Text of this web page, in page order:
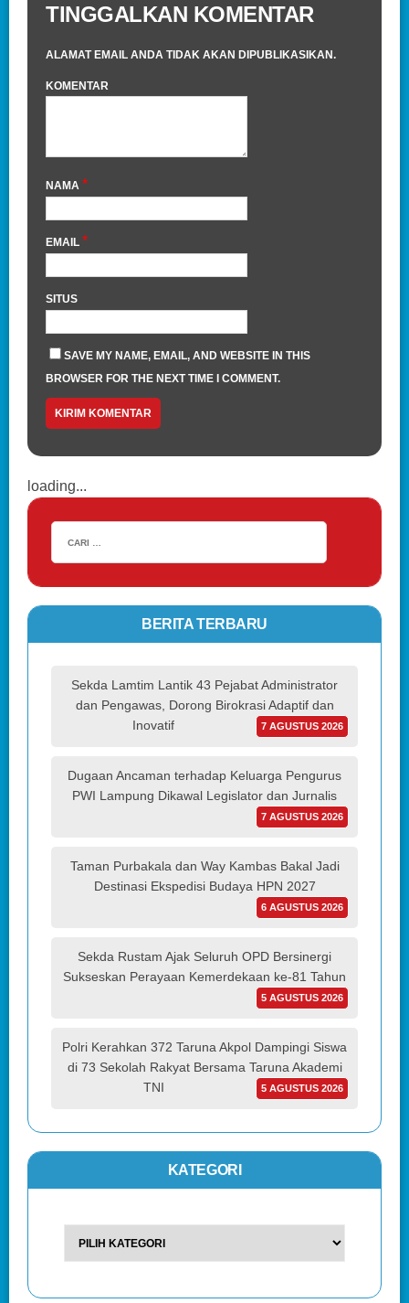
TINGGALKAN KOMENTAR
ALAMAT EMAIL ANDA TIDAK AKAN DIPUBLIKASIKAN.
KOMENTAR
NAMA *
EMAIL *
SITUS
SAVE MY NAME, EMAIL, AND WEBSITE IN THIS
BROWSER FOR THE NEXT TIME I COMMENT.
loading...
BERITA TERBARU
Sekda Lamtim Lantik 43 Pejabat Administrator
dan Pengawas, Dorong Birokrasi Adaptif dan
Inovatif
7 AGUSTUS 2026
Dugaan Ancaman terhadap Keluarga Pengurus
PWI Lampung Dikawal Legislator dan Jurnalis
7 AGUSTUS 2026
Taman Purbakala dan Way Kambas Bakal Jadi
Destinasi Ekspedisi Budaya HPN 2027
6 AGUSTUS 2026
Sekda Rustam Ajak Seluruh OPD Bersinergi
Sukseskan Perayaan Kemerdekaan ke-81 Tahun
5 AGUSTUS 2026
Polri Kerahkan 372 Taruna Akpol Dampingi Siswa
di 73 Sekolah Rakyat Bersama Taruna Akademi
TNI
5 AGUSTUS 2026
KATEGORI